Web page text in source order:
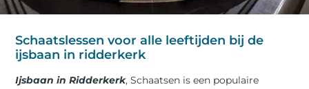
Schaatslessen voor alle leeftijden bij de
ijsbaan in ridderkerk
Ijsbaan in Ridderkerk, Schaatsen is een populaire